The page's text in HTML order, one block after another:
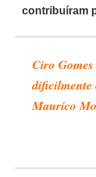
contribuíram
Ciro
dificilmente
Mauríco